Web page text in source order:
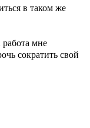
в таком же
мне
сократить свой